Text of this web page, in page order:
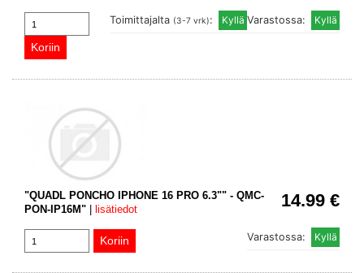
Varastossa:
Toimittajalta (3-7 vrk):
14.99 €
"QUADL PONCHO IPHONE 16 PRO 6.3"" - QMC-
PON-IP16M"
lisätiedot
Varastossa: